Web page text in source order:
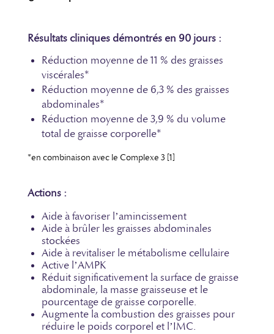
Actions :
Aide à favoriser l’amincissement
Aide à brûler les graisses abdominales
stockées
Aide à revitaliser le métabolisme cellulaire
Active l’AMPK
Réduit significativement la surface de graisse
abdominale, la masse graisseuse et le
pourcentage de graisse corporelle.
Augmente la combustion des graisses pour
réduire le poids corporel et l’IMC.
Résultats cliniques démontrés en 90 jours :
Réduction moyenne de 11 % des graisses
viscérales*
Réduction moyenne de 6,3 % des graisses
abdominales*
Réduction moyenne de 3,9 % du volume
total de graisse corporelle*
*en combinaison avec le Complexe 3 [1]